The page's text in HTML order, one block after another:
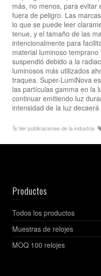
más, no menos, para evitar
fuera de peligro. Las
lo que se puede leer
tenue, y el tamaño de las
intencionalmente para
material luminoso
suspendió debido a la
luminosos más utilizados
traquea. Super-LumiNova
las partículas gamma en la
continuar emitiendo luz
intensidad de la luz
Ver publicaciones de la industria
Productos
Todos los productos
Muestras de relojes
MOQ 100 relojes